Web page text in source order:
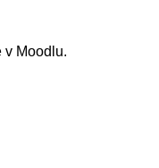
v Moodlu.